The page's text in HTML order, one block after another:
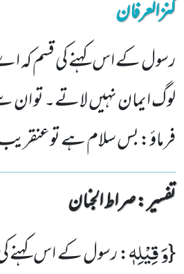
کنزالعرفان
رسول کے اس کہنے کی قسم
لوگ ایمان نہیں لاتے۔ تو ان
فرماؤ: بس سلام ہے
تفسیر : ‎صراط الجنان
{وَ قِیْلِهٖ: رسول کے اس کہنے